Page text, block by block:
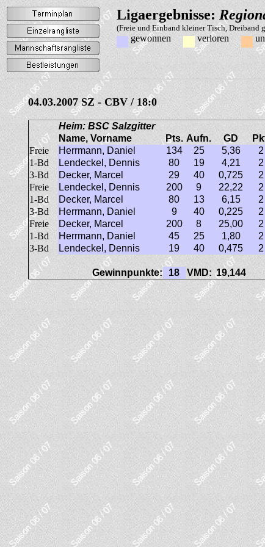
Ligaergebnisse:
(Freie und Einband kleiner Tisch, Dreiband
gewonnen verloren
04.03.2007 SZ - CBV / 18:0
Heim: BSC Salzgitter
Name, Vorname
Pts. Aufn. GD
Freie
Herrmann, Daniel 134 25 5,36 2
1-Bd
Lendeckel, Dennis 80 19 4,21 2
3-Bd
Decker, Marcel 29 40 0,725 2
Freie
Lendeckel, Dennis 200 9 22,22 2
1-Bd
Decker, Marcel 80 13 6,15 2
3-Bd
Herrmann, Daniel 9 40 0,225 2
Freie
Decker, Marcel 200 8 25,00 2
1-Bd
Herrmann, Daniel 45 25 1,80 2
3-Bd
Lendeckel, Dennis 19 40 0,475 2
Gewinnpunkte: 18 VMD: 19,144